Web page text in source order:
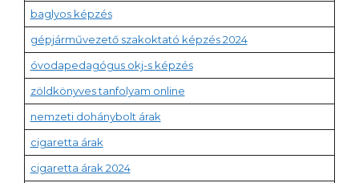
baglyos képzés
gépjárművezető szakoktató képzés 2024
óvodapedagógus okj-s képzés
zöldkönyves tanfolyam online
nemzeti dohánybolt árak
cigaretta árak
cigaretta árak 2024